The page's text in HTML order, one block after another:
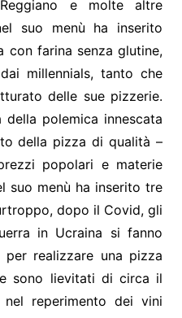
e molte altre
suo menù ha inserito
con farina senza glutine,
millennials, tanto che
delle sue pizzerie.
polemica innescata
della pizza di qualità –
popolari e materie
suo menù ha inserito tre
dopo il Covid, gli
in Ucraina si fanno
realizzare una pizza
sono lievitati di circa il
reperimento dei vini